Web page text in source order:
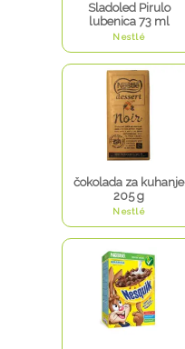
Sladoled Pirulo
lubenica 73 ml
Nestlé
čokolada za kuhanje
205 g
Nestlé